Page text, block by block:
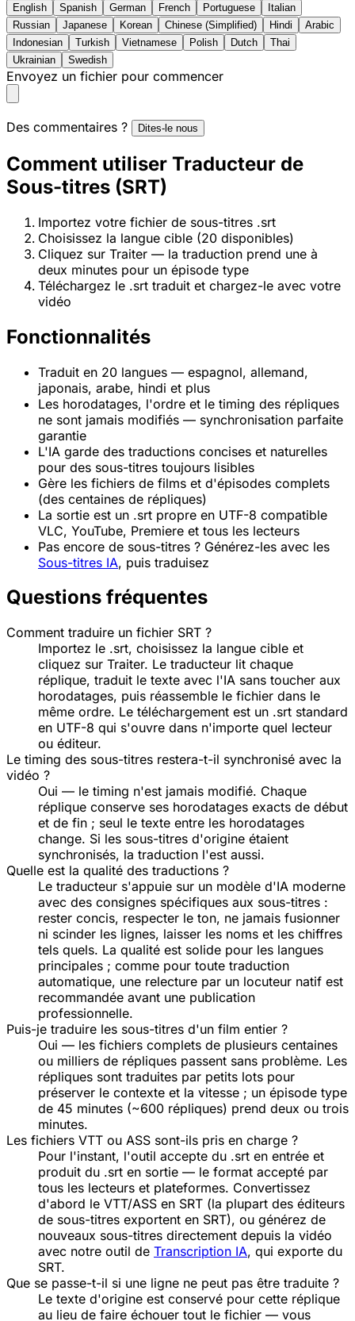
English Spanish German French Portuguese
Italian
Russian
Japanese Korean Chinese (Simplified) Hindi
Arabic
Indonesian
Turkish Vietnamese Polish Dutch
Thai
Ukrainian
Swedish
Envoyez un fichier pour commencer
Des commentaires ? Dites-le nous
Comment utiliser Traducteur de
Sous-titres (SRT)
Importez votre fichier de sous-titres .srt
Choisissez la langue cible (20 disponibles)
Cliquez sur Traiter — la traduction prend une à
deux minutes pour un épisode type
Téléchargez le .srt traduit et chargez-le avec votre
vidéo
Fonctionnalités
Traduit en 20 langues — espagnol, allemand,
japonais, arabe, hindi et plus
Les horodatages, l'ordre et le timing des répliques
ne sont jamais modifiés — synchronisation parfaite
garantie
L'IA garde des traductions concises et naturelles
pour des sous-titres toujours lisibles
Gère les fichiers de films et d'épisodes complets
(des centaines de répliques)
La sortie est un .srt propre en UTF-8 compatible
VLC, YouTube, Premiere et tous les lecteurs
Pas encore de sous-titres ? Générez-les avec les
Sous-titres IA, puis traduisez
Questions fréquentes
Comment traduire un fichier SRT ?
Importez le .srt, choisissez la langue cible et
cliquez sur Traiter. Le traducteur lit chaque
réplique, traduit le texte avec l'IA sans toucher aux
horodatages, puis réassemble le fichier dans le
même ordre. Le téléchargement est un .srt standard
en UTF-8 qui s'ouvre dans n'importe quel lecteur
ou éditeur.
Le timing des sous-titres restera-t-il synchronisé avec la
vidéo ?
Oui — le timing n'est jamais modifié. Chaque
réplique conserve ses horodatages exacts de début
et de fin ; seul le texte entre les horodatages
change. Si les sous-titres d'origine étaient
synchronisés, la traduction l'est aussi.
Quelle est la qualité des traductions ?
Le traducteur s'appuie sur un modèle d'IA moderne
avec des consignes spécifiques aux sous-titres :
rester concis, respecter le ton, ne jamais fusionner
ni scinder les lignes, laisser les noms et les chiffres
tels quels. La qualité est solide pour les langues
principales ; comme pour toute traduction
automatique, une relecture par un locuteur natif est
recommandée avant une publication
professionnelle.
Puis-je traduire les sous-titres d'un film entier ?
Oui — les fichiers complets de plusieurs centaines
ou milliers de répliques passent sans problème. Les
répliques sont traduites par petits lots pour
préserver le contexte et la vitesse ; un épisode type
de 45 minutes (~600 répliques) prend deux ou trois
minutes.
Les fichiers VTT ou ASS sont-ils pris en charge ?
Pour l'instant, l'outil accepte du .srt en entrée et
produit du .srt en sortie — le format accepté par
tous les lecteurs et plateformes. Convertissez
d'abord le VTT/ASS en SRT (la plupart des éditeurs
de sous-titres exportent en SRT), ou générez de
nouveaux sous-titres directement depuis la vidéo
avec notre outil de Transcription IA, qui exporte du
SRT.
Que se passe-t-il si une ligne ne peut pas être traduite ?
Le texte d'origine est conservé pour cette réplique
au lieu de faire échouer tout le fichier — vous